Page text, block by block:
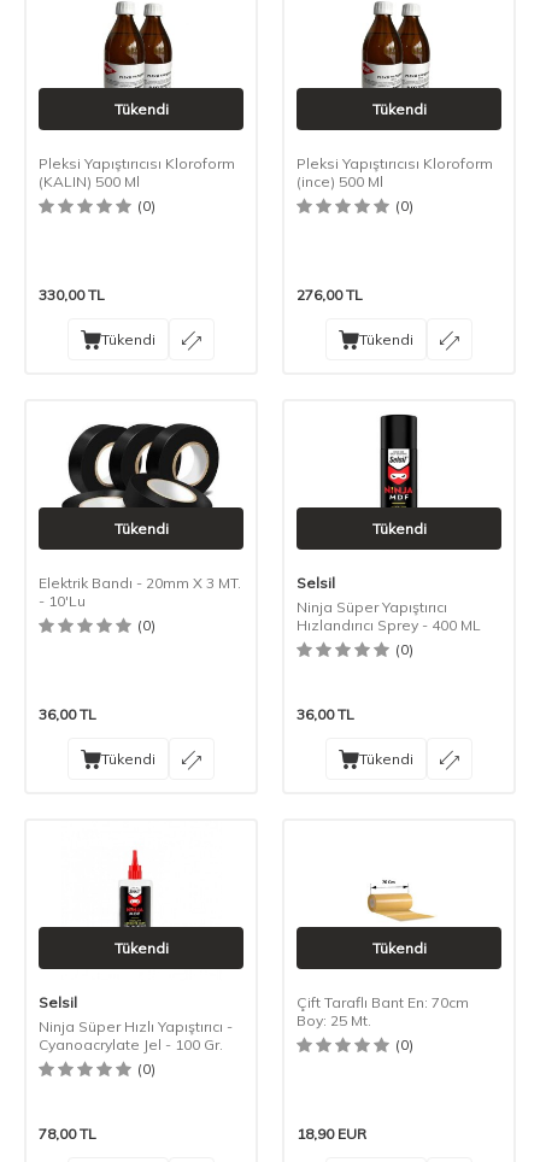
Tükendi
Pleksi Yapıştırıcısı Kloroform
(KALIN) 500 Ml
(0)
330,00TL
Tükendi
Tükendi
Pleksi Yapıştırıcısı Kloroform
(ince) 500 Ml
(0)
276,00TL
Tükendi
Tükendi
Elektrik Bandı - 20mm X 3 MT.
- 10'Lu
(0)
36,00TL
Tükendi
Tükendi
Selsil
Ninja Süper Yapıştırıcı
Hızlandırıcı Sprey - 400 ML
(0)
36,00TL
Tükendi
Tükendi
Selsil
Ninja Süper Hızlı Yapıştırıcı -
Cyanoacrylate Jel - 100 Gr.
(0)
78,00TL
Tükendi
Çift Taraflı Bant En: 70cm
Boy: 25 Mt.
(0)
18,90EUR